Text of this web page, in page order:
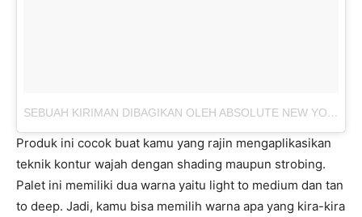
SEBUAH KIRIMAN DIBAGIKAN OLEH ABSOLUTE NEW YORK INDONESIA (@ABSOLUTENEWYORK_ID)
Produk ini cocok buat kamu yang rajin mengaplikasikan
teknik kontur wajah dengan shading maupun strobing.
Palet ini memiliki dua warna yaitu light to medium dan tan
to deep. Jadi, kamu bisa memilih warna apa yang kira-kira